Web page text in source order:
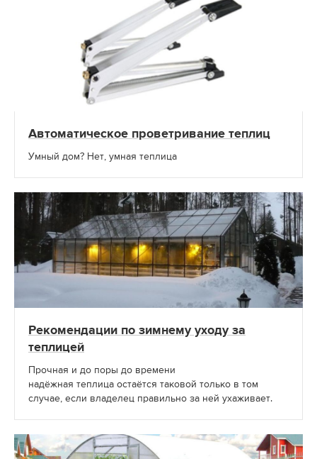
Автоматическое проветривание теплиц
Умный дом? Нет, умная теплица
Рекомендации по зимнему уходу за
теплицей
Прочная и до поры до времени
надёжная теплица остаётся таковой только в том
случае, если владелец правильно за ней ухаживает.